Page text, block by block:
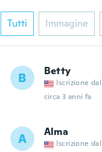
Tutti Immagine
B Betty
Iscrizione
circa 3 anni fa
A Alma
Iscrizione